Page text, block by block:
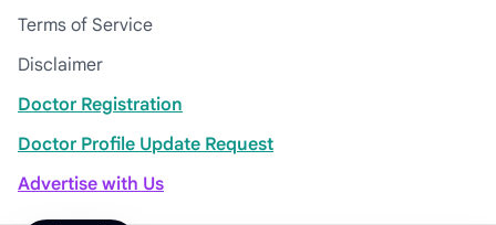
Terms of Service
Disclaimer
Doctor Registration
Doctor Profile Update Request
Advertise with Us